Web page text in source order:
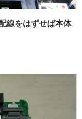
線をはずせば本体